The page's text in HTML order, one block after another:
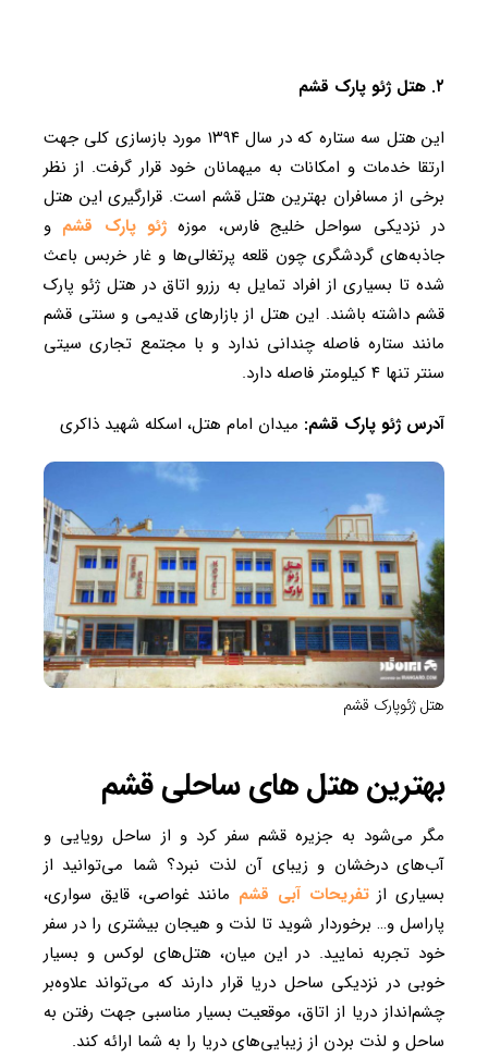
۲. هتل ژئو پارک قشم
این هتل سه ستاره که در سال ۱۳۹۴ مورد بازسازی کلی جهت
ارتقا خدمات و امکانات به میهمانان خود قرار گرفت. از نظر
برخی از مسافران بهترین هتل قشم است. قرارگیری این هتل
در نزدیکی سواحل خلیج فارس، موزه ژئو پارک قشم و
جاذبه‌های گردشگری چون قلعه پرتغالی‌ها و غار خربس باعث
شده تا بسیاری از افراد تمایل به رزرو اتاق در هتل ژئو پارک
قشم داشته باشند. این هتل از بازارهای قدیمی و سنتی قشم
مانند ستاره فاصله چندانی ندارد و با مجتمع تجاری سیتی
سنتر تنها ۴ کیلومتر فاصله دارد.
آدرس ژئو پارک قشم: ميدان امام هتل، اسکله شهید ذاکری
هتل ژئوپارک قشم
بهترین هتل های ساحلی قشم
مگر می‌شود به جزیره قشم سفر کرد و از ساحل رویایی و
آب‌های درخشان و زیبای آن لذت نبرد؟ شما می‌توانید از
بسیاری ازتفریحات آبی قشم مانند غواصی، قایق سواری،
پاراسل و… برخوردار شوید تا لذت و هیجان بیشتری را در سفر
خود تجربه نمایید. در این میان، هتل‌های لوکس و بسیار
خوبی در نزدیکی ساحل دریا قرار دارند که می‌تواند علاوه‌بر
چشم‌انداز دریا از اتاق، موقعیت بسیار مناسبی جهت رفتن به
ساحل و لذت بردن از زیبایی‌های دریا را به شما ارائه کند.